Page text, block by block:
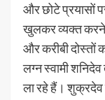
और छोटे प्रयासों
खुलकर व्यक्त करने
और करीबी दोस्तों
लग्न स्वामी
ला रहे हैं। शुक्रदेव